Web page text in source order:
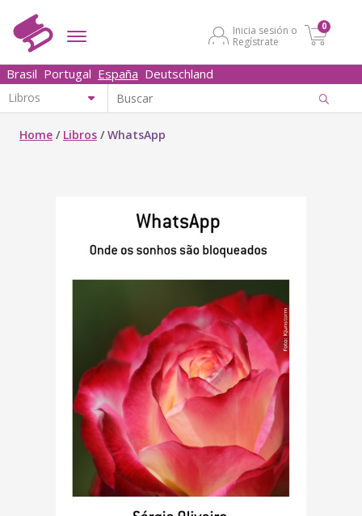
Inicia sesión o
Regístrate
0
Brasil Portugal España Deutschland
Home / Libros /WhatsApp